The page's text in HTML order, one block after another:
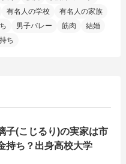
有名人の学校
有名人の家族
男子バレー 筋肉
結婚
ち
子(こじるり)の実家は市
持ち？出身高校大学